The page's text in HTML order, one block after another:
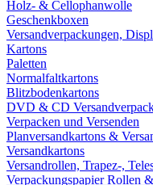
Holz- & Cellophanwolle
Geschenkboxen
Versandverpackungen,
Kartons
Paletten
Normalfaltkartons
Blitzbodenkartons
DVD & CD
Verpacken und Versenden
Planversandkartons &
Versandkartons
Versandrollen, Trapez-,
Verpackungspapier Rollen